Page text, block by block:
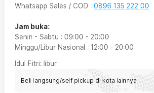
Whatsapp Sales / COD : 0896 135 222 00
Jam buka:
Senin - Sabtu : 09:00 - 20:00
Minggu/Libur Nasional : 12:00 - 20:00
Idul Fitri: libur
Beli langsung/self pickup di kota lainnya